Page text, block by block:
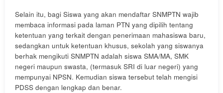
Selain itu, bagi Siswa yang akan mendaftar SNMPTN wajib
membaca informasi pada laman PTN yang dipilih tentang
ketentuan yang terkait dengan penerimaan mahasiswa baru,
sedangkan untuk ketentuan khusus, sekolah yang siswanya
berhak mengikuti SNMPTN adalah siswa SMA/MA, SMK
negeri maupun swasta, (termasuk SRI di luar negeri) yang
mempunyai NPSN. Kemudian siswa tersebut telah mengisi
PDSS dengan lengkap dan benar.